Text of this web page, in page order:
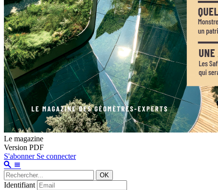
Le magazine
Version PDF
S'abonner Se connecter
OK
Identifiant